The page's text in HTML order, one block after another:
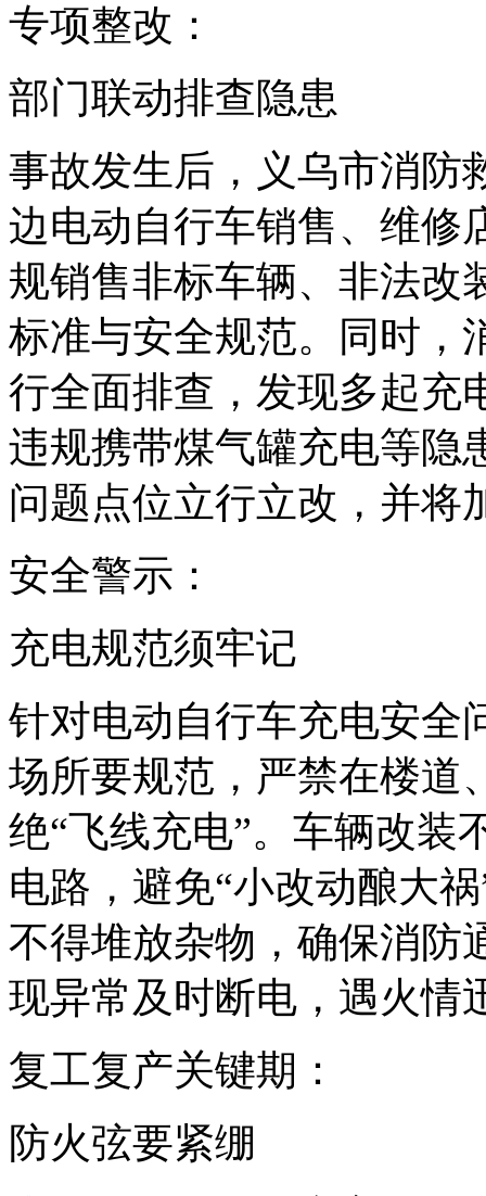
专项整改：
部门联动排查隐患
事故发生后，义乌市消防
边电动自行车销售、维修
规销售非标车辆、非法改
标准与安全规范。同时，
行全面排查，发现多起充
违规携带煤气罐充电等隐
问题点位立行立改，并将
安全警示：
充电规范须牢记
针对电动自行车充电安全
场所要规范，严禁在楼道
绝“飞线充电”。车辆改装
电路，避免“小改动酿大
不得堆放杂物，确保消防
现异常及时断电，遇火情
复工复产关键期：
防火弦要紧绷